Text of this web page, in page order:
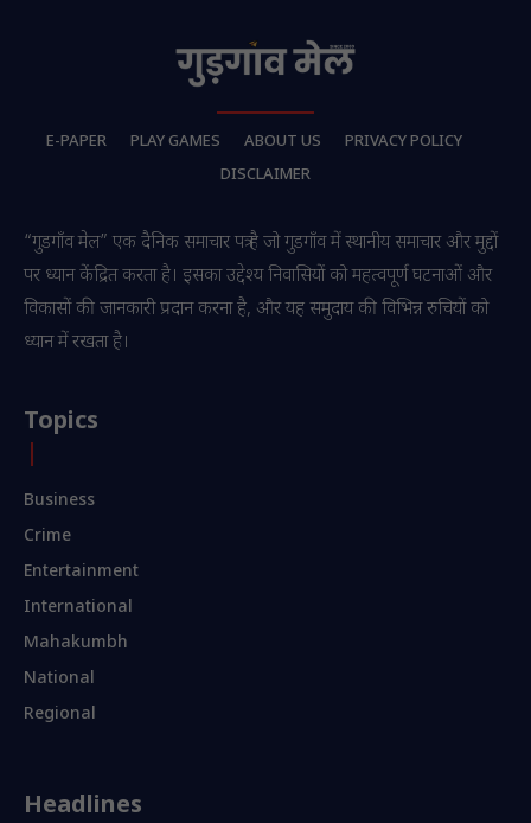
E-PAPER PLAY GAMES ABOUT US
PRIVACY POLICY
DISCLAIMER
“गुडगाँव मेल” एक दैनिक समाचार पत्र है जो गुडगाँव में स्थानीय समाचार और मुद्दों
पर ध्यान केंद्रित करता है। इसका उद्देश्य निवासियों को महत्वपूर्ण घटनाओं और
विकासों की जानकारी प्रदान करना है, और यह समुदाय की विभिन्न रुचियों को
ध्यान में रखता है।
Topics
Business
Crime
Entertainment
International
Mahakumbh
National
Regional
Headlines